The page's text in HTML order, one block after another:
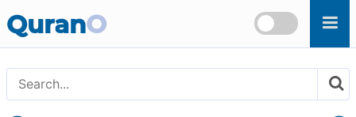
Skip to main content
QuranO